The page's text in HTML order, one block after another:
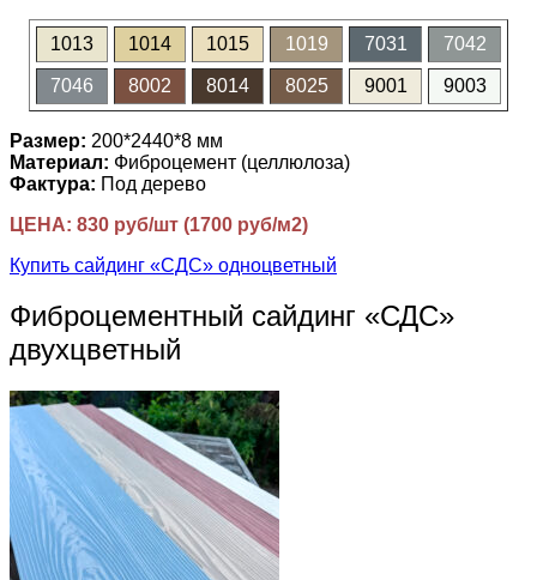
1013 1014 1015 1019 7031 7042
7046 8002 8014 8025 9001 9003
Размер: 200*2440*8 мм
Материал: Фиброцемент (целлюлоза)
Фактура: Под дерево
ЦЕНА: 830 руб/шт (1700 руб/м2)
Купить сайдинг «СДС» одноцветный
Фиброцементный сайдинг «СДС»
двухцветный